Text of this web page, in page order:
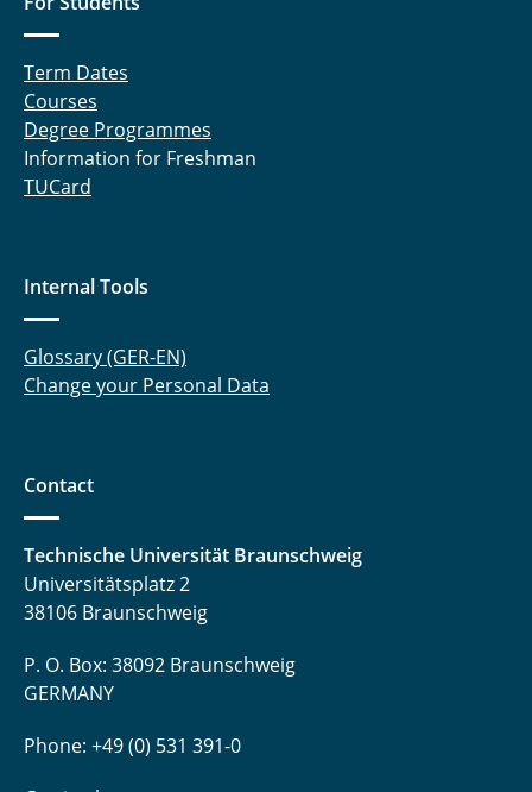
Term Dates
Courses
Degree Programmes
Information for Freshman
TUCard
Internal Tools
Glossary (GER-EN)
Change your Personal Data
Contact
Technische Universität Braunschweig
Universitätsplatz 2
38106 Braunschweig
P. O. Box: 38092 Braunschweig
GERMANY
Phone: +49 (0) 531 391-0